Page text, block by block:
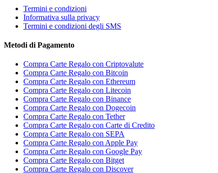
Termini e condizioni
Informativa sulla privacy
Termini e condizioni degli SMS
Metodi di Pagamento
Compra Carte Regalo con Criptovalute
Compra Carte Regalo con Bitcoin
Compra Carte Regalo con Ethereum
Compra Carte Regalo con Litecoin
Compra Carte Regalo con Binance
Compra Carte Regalo con Dogecoin
Compra Carte Regalo con Tether
Compra Carte Regalo con Carte di Credito
Compra Carte Regalo con SEPA
Compra Carte Regalo con Apple Pay
Compra Carte Regalo con Google Pay
Compra Carte Regalo con Bitget
Compra Carte Regalo con Discover